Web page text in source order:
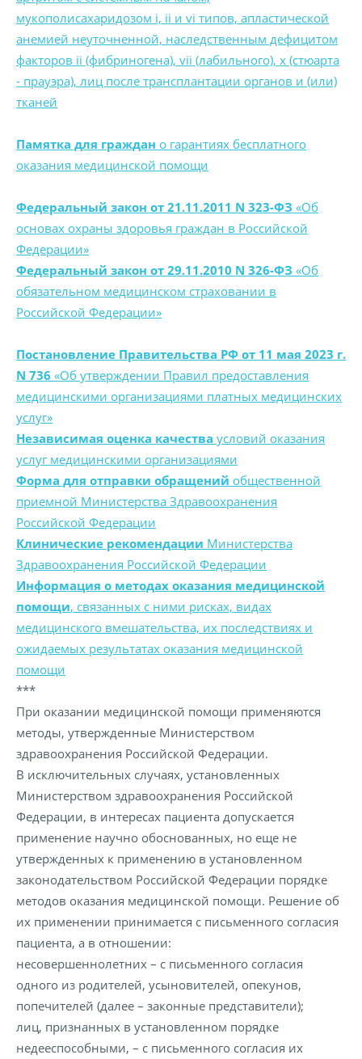
мукополисахаридозом i, ii и vi типов, апластической
анемией неуточненной, наследственным дефицитом
факторов ii (фибриногена), vii (лабильного), x (стюарта
- прауэра), лиц после трансплантации органов и (или)
тканей
Памятка для граждан о гарантиях бесплатного
оказания медицинской помощи
Федеральный закон от 21.11.2011 N 323-ФЗ «Об
основах охраны здоровья граждан в Российской
Федерации»
Федеральный закон от 29.11.2010 N 326-ФЗ «Об
обязательном медицинском страховании в
Российской Федерации»
Постановление Правительства РФ от 11 мая 2023 г.
N 736 «Об утверждении Правил предоставления
медицинскими организациями платных медицинских
услуг»
Независимая оценка качества условий оказания
услуг медицинскими организациями
Форма для отправки обращений общественной
приемной Министерства Здравоохранения
Российской Федерации
Клинические рекомендации Министерства
Здравоохранения Российской Федерации
Информация о методах оказания медицинской
помощи, связанных с ними рисках, видах
медицинского вмешательства, их последствиях и
ожидаемых результатах оказания медицинской
помощи
***
При оказании медицинской помощи применяются
методы, утвержденные Министерством
здравоохранения Российской Федерации.
В исключительных случаях, установленных
Министерством здравоохранения Российской
Федерации, в интересах пациента допускается
применение научно обоснованных, но еще не
утвержденных к применению в установленном
законодательством Российской Федерации порядке
методов оказания медицинской помощи. Решение об
их применении принимается с письменного согласия
пациента, а в отношении:
несовершеннолетних – с письменного согласия
одного из родителей, усыновителей, опекунов,
попечителей (далее – законные представители);
лиц, признанных в установленном порядке
недееспособными, – с письменного согласия их